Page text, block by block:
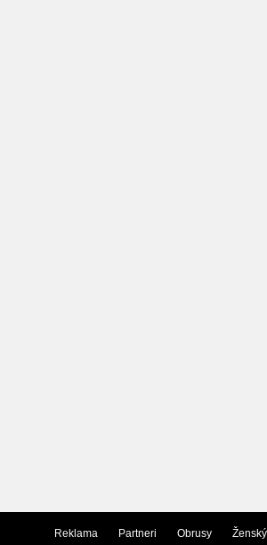
Reklama Partneri Obrusy